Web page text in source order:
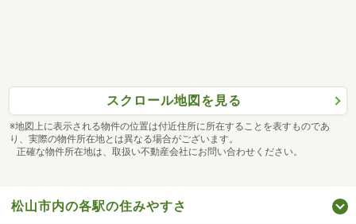
スクロール地図を見る
※地図上に表示される物件の位置は付近住所に所在することを表すものであ
り、実際の物件所在地とは異なる場合がございます。
正確な物件所在地は、取扱い不動産会社にお問い合わせください。
松山市内の各駅の住みやすさ